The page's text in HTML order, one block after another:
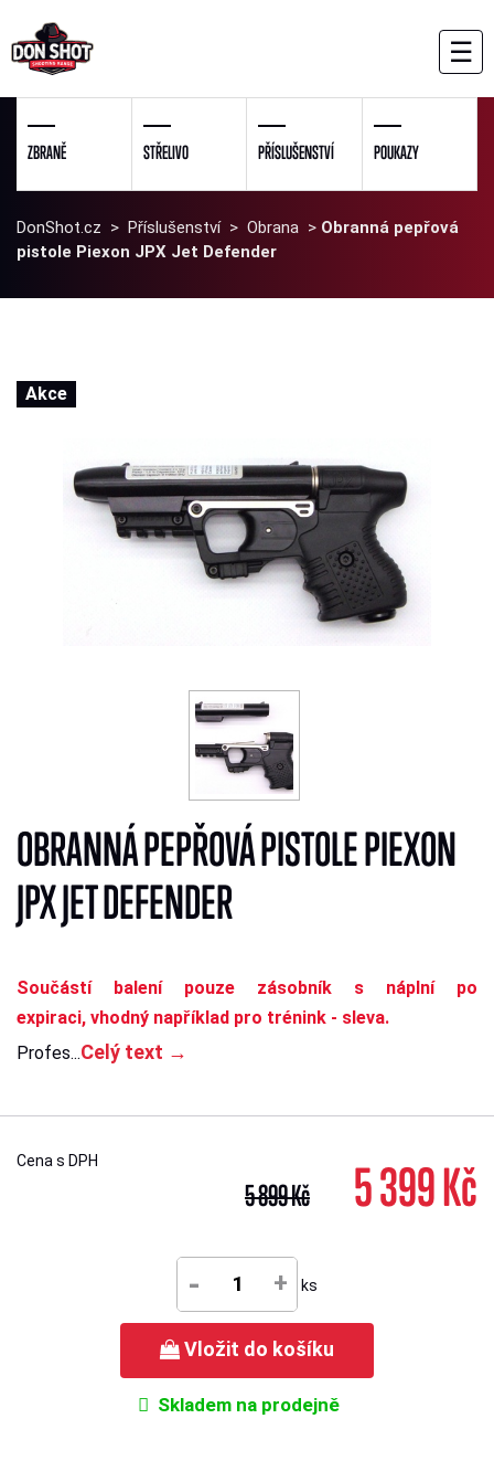
☰
ZBRANĚ STŘELIVO PŘÍSLUŠENSTVÍ POUKAZY
DonShot.cz > Příslušenství> Obrana > Obranná pepřová
pistole Piexon JPX Jet Defender
Akce
OBRANNÁ PEPŘOVÁ PISTOLE PIEXON
JPX JET DEFENDER
Součástí balení pouze zásobník s náplní po
expiraci, vhodný například pro trénink - sleva.
Profes...Celý text →
Cena s DPH
5 899 Kč 5 399 Kč
- + ks
Vložit do košíku
Skladem na prodejně